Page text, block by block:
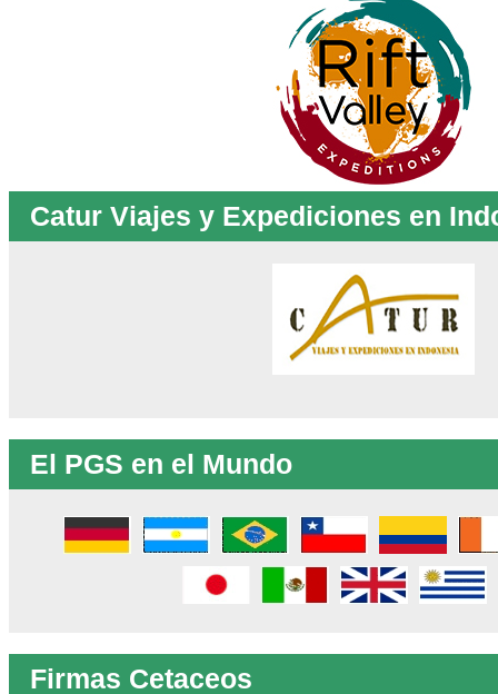
Catur Viajes y Expediciones en
El PGS en el Mundo
Firmas Cetaceos